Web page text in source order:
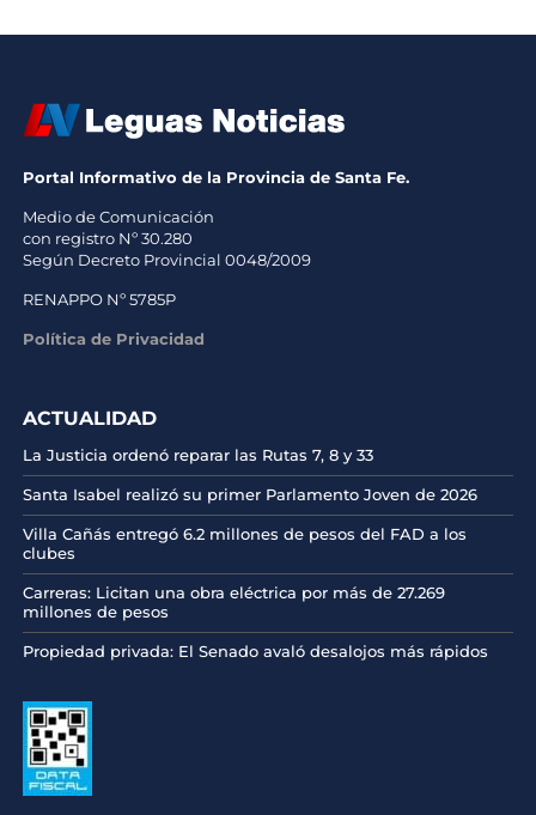
Portal Informativo de la Provincia de Santa Fe.
Medio de Comunicación
con registro Nº 30.280
Según Decreto Provincial 0048/2009
RENAPPO Nº 5785P
Política de Privacidad
ACTUALIDAD
La Justicia ordenó reparar las Rutas 7, 8 y 33
Santa Isabel realizó su primer Parlamento Joven de 2026
Villa Cañás entregó 6.2 millones de pesos del FAD a los
clubes
Carreras: Licitan una obra eléctrica por más de 27.269
millones de pesos
Propiedad privada: El Senado avaló desalojos más rápidos